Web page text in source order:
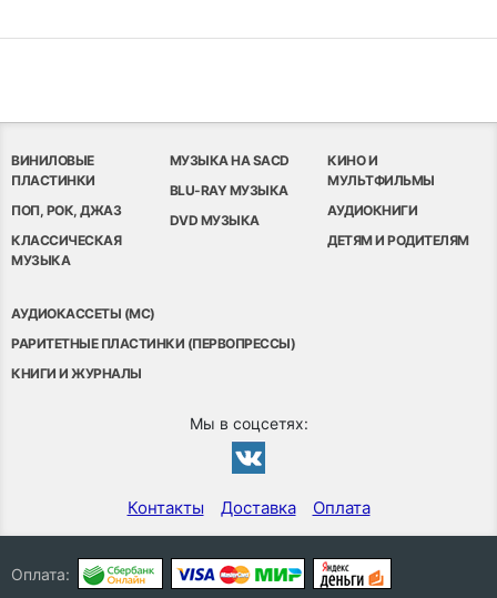
ВИНИЛОВЫЕ
ПЛАСТИНКИ
ПОП, РОК, ДЖАЗ
КЛАССИЧЕСКАЯ
МУЗЫКА
МУЗЫКА НА SACD
BLU-RAY МУЗЫКА
DVD МУЗЫКА
КИНО И
МУЛЬТФИЛЬМЫ
АУДИОКНИГИ
ДЕТЯМ И РОДИТЕЛЯМ
АУДИОКАССЕТЫ (MC)
РАРИТЕТНЫЕ ПЛАСТИНКИ (ПЕРВОПРЕССЫ)
КНИГИ И ЖУРНАЛЫ
Мы в соцсетях:
Контакты Доставка Оплата
Оплата: